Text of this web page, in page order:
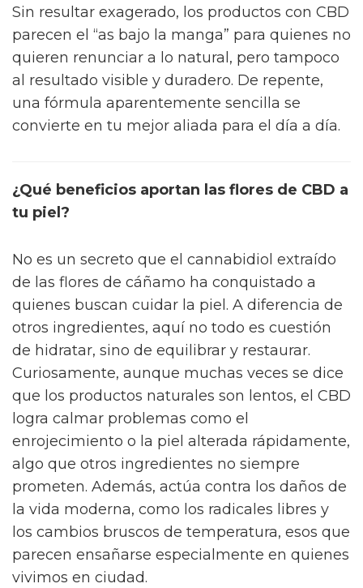
Sin resultar exagerado, los productos con CBD
parecen el “as bajo la manga” para quienes no
quieren renunciar a lo natural, pero tampoco
al resultado visible y duradero. De repente,
una fórmula aparentemente sencilla se
convierte en tu mejor aliada para el día a día.
¿Qué beneficios aportan las flores de CBD a
tu piel?
No es un secreto que el cannabidiol extraído
de las flores de cáñamo ha conquistado a
quienes buscan cuidar la piel. A diferencia de
otros ingredientes, aquí no todo es cuestión
de hidratar, sino de equilibrar y restaurar.
Curiosamente, aunque muchas veces se dice
que los productos naturales son lentos, el CBD
logra calmar problemas como el
enrojecimiento o la piel alterada rápidamente,
algo que otros ingredientes no siempre
prometen. Además, actúa contra los daños de
la vida moderna, como los radicales libres y
los cambios bruscos de temperatura, esos que
parecen ensañarse especialmente en quienes
vivimos en ciudad.